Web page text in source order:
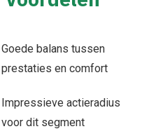
Goede balans tussen
prestaties en comfort
Impressieve actieradius
voor dit segment